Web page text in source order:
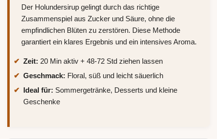
Der Holundersirup gelingt durch das richtige
Zusammenspiel aus Zucker und Säure, ohne die
empfindlichen Blüten zu zerstören. Diese Methode
garantiert ein klares Ergebnis und ein intensives Aroma.
Zeit: 20 Min aktiv + 48-72 Std ziehen lassen
Geschmack: Floral, süß und leicht säuerlich
Ideal für: Sommergetränke, Desserts und kleine
Geschenke